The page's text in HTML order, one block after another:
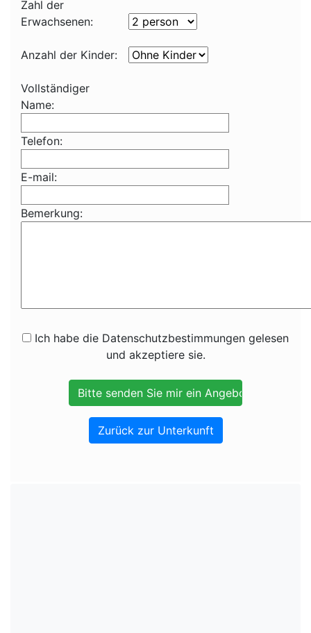
Zahl der
Erwachsenen:
Anzahl der Kinder:
Vollständiger
Name:
Telefon:
E-mail:
Bemerkung:
Ich habe die Datenschutzbestimmungen gelesen
und akzeptiere sie.
Zurück zur Unterkunft